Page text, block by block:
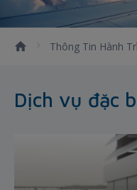
Thông Tin Hành
Dịch vụ đặc